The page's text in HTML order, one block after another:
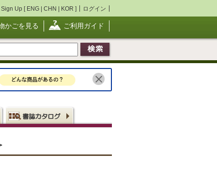
Sign Up [ ENG | CHN | KOR ] ログイン
かごを見る ご利用ガイド